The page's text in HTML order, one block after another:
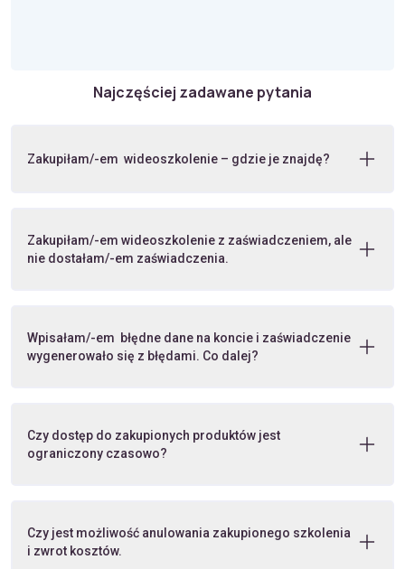
Najczęściej zadawane pytania
Zakupiłam/-em wideoszkolenie – gdzie je znajdę?
Zakupiłam/-em wideoszkolenie z zaświadczeniem, ale
nie dostałam/-em zaświadczenia.
Wpisałam/-em błędne dane na koncie i zaświadczenie
wygenerowało się z błędami. Co dalej?
Czy dostęp do zakupionych produktów jest
ograniczony czasowo?
Czy jest możliwość anulowania zakupionego szkolenia
i zwrot kosztów.